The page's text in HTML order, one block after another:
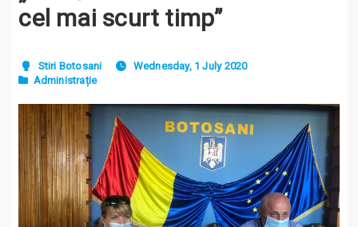
cel mai scurt timp”
Stiri Botosani
Wednesday, 1 July 2020
Administrație